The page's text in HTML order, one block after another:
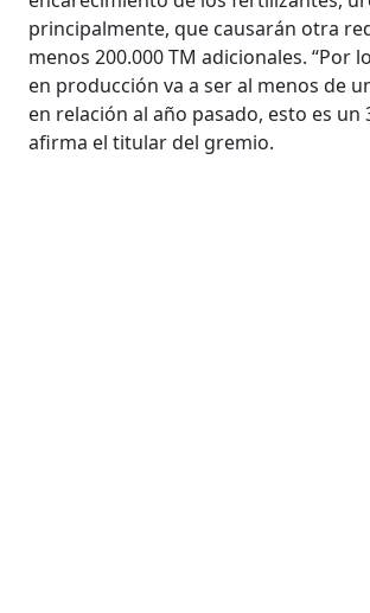
principalmente, que causarán otra
menos 200.000 TM adicionales. “Por
en producción va a ser al menos de
en relación al año pasado, esto es un
afirma el titular del gremio.